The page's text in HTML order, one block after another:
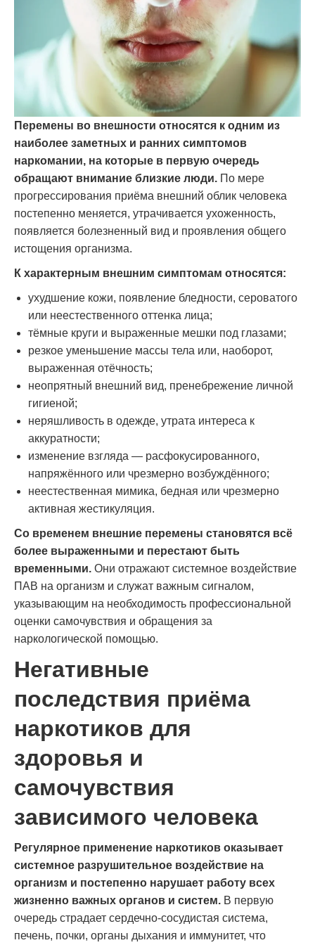
Перемены во внешности относятся к одним из
наиболее заметных и ранних симптомов
наркомании, на которые в первую очередь
обращают внимание близкие люди. По мере
прогрессирования приёма внешний облик человека
постепенно меняется, утрачивается ухоженность,
появляется болезненный вид и проявления общего
истощения организма.
К характерным внешним симптомам относятся:
ухудшение кожи, появление бледности, сероватого
или неестественного оттенка лица;
тёмные круги и выраженные мешки под глазами;
резкое уменьшение массы тела или, наоборот,
выраженная отёчность;
неопрятный внешний вид, пренебрежение личной
гигиеной;
неряшливость в одежде, утрата интереса к
аккуратности;
изменение взгляда — расфокусированного,
напряжённого или чрезмерно возбуждённого;
неестественная мимика, бедная или чрезмерно
активная жестикуляция.
Со временем внешние перемены становятся всё
более выраженными и перестают быть
временными. Они отражают системное воздействие
ПАВ на организм и служат важным сигналом,
указывающим на необходимость профессиональной
оценки самочувствия и обращения за
наркологической помощью.
Негативные
последствия приёма
наркотиков для
здоровья и
самочувствия
зависимого человека
Регулярное применение наркотиков оказывает
системное разрушительное воздействие на
организм и постепенно нарушает работу всех
жизненно важных органов и систем. В первую
очередь страдает сердечно-сосудистая система,
печень, почки, органы дыхания и иммунитет, что